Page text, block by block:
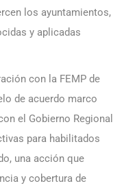
los ayuntamientos,
y aplicadas
con la FEMP de
de acuerdo marco
el Gobierno Regional
para habilitados
una acción que
y cobertura de